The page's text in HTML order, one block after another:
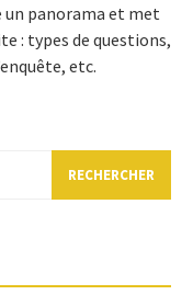
un panorama et met
: types de questions,
etc.